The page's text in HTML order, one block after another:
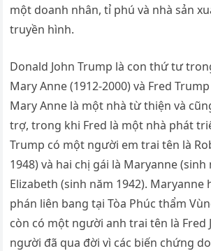
một doanh nhân, tỉ phú và nhà sản
truyền hình.
Donald John Trump là con thứ tư
Mary Anne (1912-2000) và Fred
Mary Anne là một nhà từ thiện và
trợ, trong khi Fred là một nhà phát
Trump có một người em trai tên là
1948) và hai chị gái là Maryanne (sinh
Elizabeth (sinh năm 1942). Maryanne
phán liên bang tại Tòa Phúc thẩm
còn có một người anh trai tên là Fred
người đã qua đời vì các biến chứng